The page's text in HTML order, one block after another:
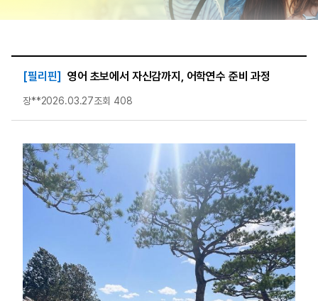
[필리핀] 영어 초보에서 자신감까지, 어학연수 준비 과정
장**2026.03.27조회 408